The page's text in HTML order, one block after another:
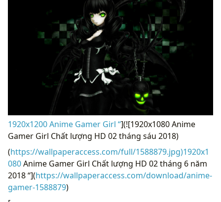
1920x1200 Anime Gamer Girl “](![1920x1080 Anime
Gamer Girl Chất lượng HD 02 tháng sáu 2018)
(https://wallpaperaccess.com/full/1588879.jpg)1920x1
080Anime Gamer Girl Chất lượng HD 02 tháng 6 năm
2018 “](https://wallpaperaccess.com/download/anime-
gamer-1588879)